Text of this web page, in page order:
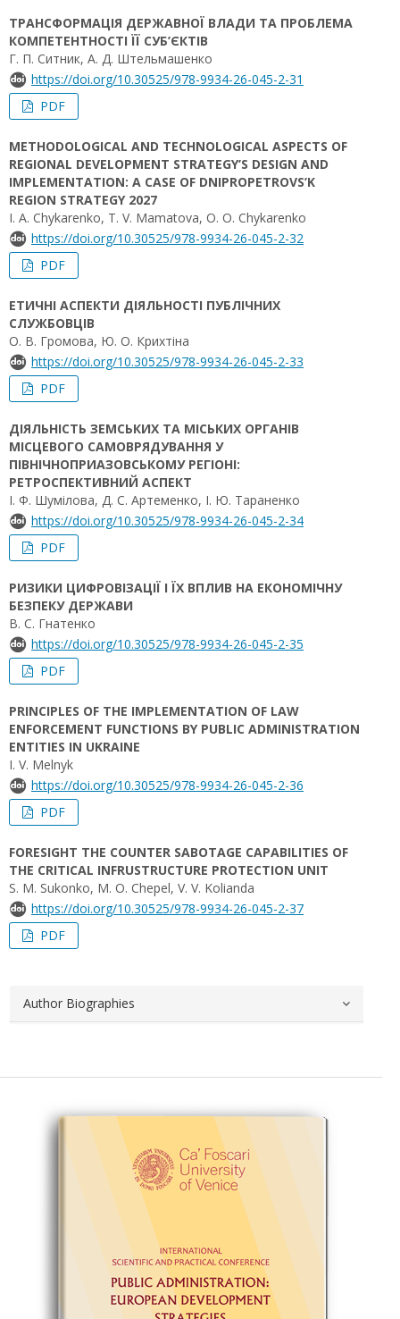
ТРАНСФОРМАЦІЯ ДЕРЖАВНОЇ ВЛАДИ ТА ПРОБЛЕМА
КОМПЕТЕНТНОСТІ ЇЇ СУБ’ЄКТІВ
Г. П. Ситник, А. Д. Штельмашенко
https://doi.org/10.30525/978-9934-26-045-2-31
PDF
METHODOLOGICAL AND TECHNOLOGICAL ASPECTS OF
REGIONAL DEVELOPMENT STRATEGY’S DESIGN AND
IMPLEMENTATION: A CASE OF DNIPROPETROVS’K
REGION STRATEGY 2027
І. A. Chykarenko, Т. V. Mamatova, O. O. Chykarenko
https://doi.org/10.30525/978-9934-26-045-2-32
PDF
ЕТИЧНІ АСПЕКТИ ДІЯЛЬНОСТІ ПУБЛІЧНИХ
СЛУЖБОВЦІВ
О. В. Громова, Ю. О. Крихтіна
https://doi.org/10.30525/978-9934-26-045-2-33
PDF
ДІЯЛЬНІСТЬ ЗЕМСЬКИХ ТА МІСЬКИХ ОРГАНІВ
МІСЦЕВОГО САМОВРЯДУВАННЯ У
ПІВНІЧНОПРИАЗОВСЬКОМУ РЕГІОНІ:
РЕТРОСПЕКТИВНИЙ АСПЕКТ
І. Ф. Шумілова, Д. С. Артеменко, І. Ю. Тараненко
https://doi.org/10.30525/978-9934-26-045-2-34
PDF
РИЗИКИ ЦИФРОВІЗАЦІЇ І ЇХ ВПЛИВ НА ЕКОНОМІЧНУ
БЕЗПЕКУ ДЕРЖАВИ
В. С. Гнатенко
https://doi.org/10.30525/978-9934-26-045-2-35
PDF
PRINCIPLES OF THE IMPLEMENTATION OF LAW
ENFORCEMENT FUNCTIONS BY PUBLIC ADMINISTRATION
ENTITIES IN UKRAINE
I. V. Melnyk
https://doi.org/10.30525/978-9934-26-045-2-36
PDF
FORESIGHT THE COUNTER SABOTAGE CAPABILITIES OF
THE CRITICAL INFRUSTRUCTURE PROTECTION UNIT
S. M. Sukonko, M. O. Chepel, V. V. Kolianda
https://doi.org/10.30525/978-9934-26-045-2-37
PDF
Author Biographies